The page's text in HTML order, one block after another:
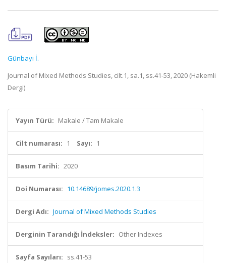
Günbayı İ.
Journal of Mixed Methods Studies, cilt.1, sa.1, ss.41-53, 2020 (Hakemli
Dergi)
Yayın Türü: Makale / Tam Makale
Cilt numarası: 1 Sayı: 1
Basım Tarihi: 2020
Doi Numarası: 10.14689/jomes.2020.1.3
Dergi Adı: Journal of Mixed Methods Studies
Derginin Tarandığı İndeksler: Other Indexes
Sayfa Sayıları: ss.41-53